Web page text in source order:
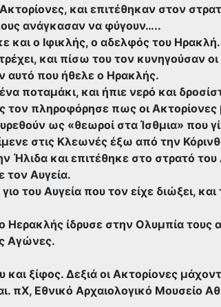
και επιτέθηκαν στον
ανάγκασαν να φύγουν…..
και ο Ιφικλής, ο αδελφός του Ηρακλή.
και πίσω του τον κυνηγούσαν
αυτό που ήθελε ο Ηρακλής.
ποταμάκι, και ήπιε νερό και
τον πληροφόρησε πως οι Ακτορίονες
ως «θεωροί στα Ίσθμια» που
στις Κλεωνές έξω από την
Ήλιδα και επιτέθηκε στο στρατό
τον Αυγεία.
του Αυγεία που τον είχε διώξει,
ίδρυσε στην Ολυμπία τους
Αγώνες.
ξίφος. Δεξιά οι Ακτορίονες
πΧ, Εθνικό Αρχαιολογικό Μουσείο